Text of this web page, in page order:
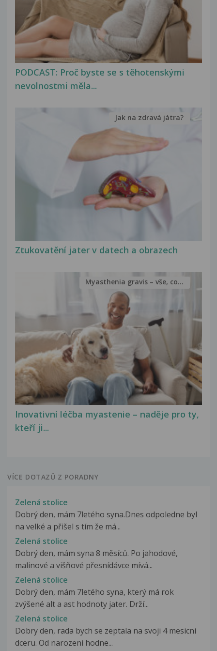
PODCAST: Proč byste se s těhotenskými
nevolnostmi měla...
Ztukovatění jater v datech a obrazech
Jak na zdravá játra?
Inovativní léčba myastenie – naděje pro ty,
kteří ji...
Myasthenia gravis – vše, co...
VÍCE DOTAZŮ Z PORADNY
Zelená stolice
Dobrý den, mám 7letého syna.Dnes odpoledne byl
na velké a přišel s tím že má...
Zelená stolice
Dobrý den, mám syna 8 měsíců. Po jahodové,
malinové a višňové přesnídávce mívá...
Zelená stolice
Dobrý den, mám 7letého syna, který má rok
zvýšené alt a ast hodnoty jater. Drží...
Zelená stolice
Dobry den, rada bych se zeptala na svoji 4 mesicni
dceru. Od narozeni hodne...